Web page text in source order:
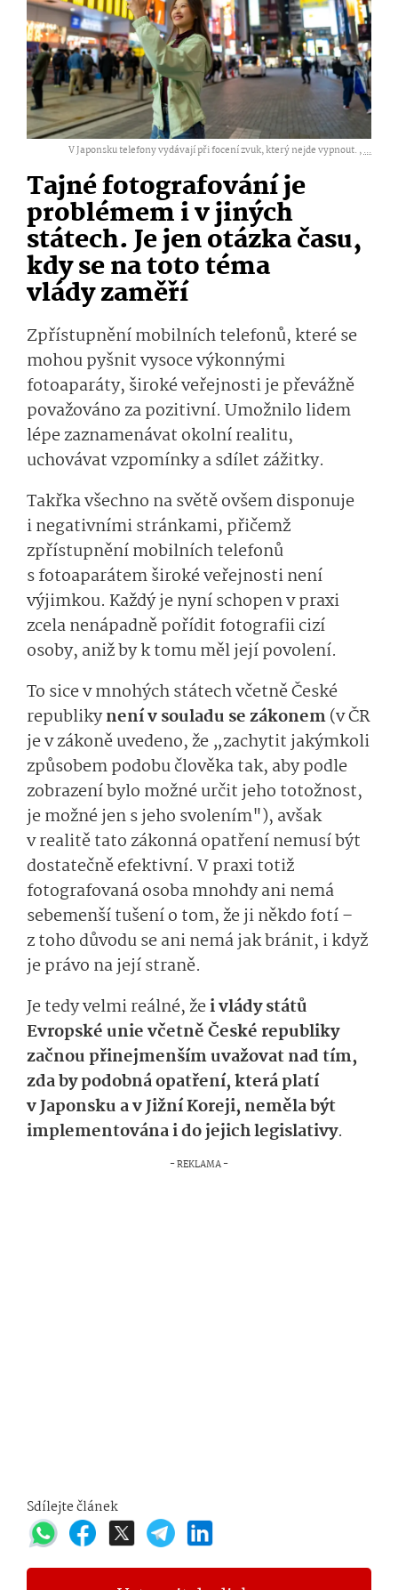
V Japonsku telefony vydávají při focení zvuk, který nejde vypnout. ,...
Tajné fotografování je
problémem i v jiných
státech. Je jen otázka času,
kdy se na toto téma
vlády zaměří
Zpřístupnění mobilních telefonů, které se
mohou pyšnit vysoce výkonnými
fotoaparáty, široké veřejnosti je převážně
považováno za pozitivní. Umožnilo lidem
lépe zaznamenávat okolní realitu,
uchovávat vzpomínky a sdílet zážitky.
Takřka všechno na světě ovšem disponuje
i negativními stránkami, přičemž
zpřístupnění mobilních telefonů
s fotoaparátem široké veřejnosti není
výjimkou. Každý je nyní schopen v praxi
zcela nenápadně pořídit fotografii cizí
osoby, aniž by k tomu měl její povolení.
To sice v mnohých státech včetně České
republikynení v souladu se zákonem(v ČR
je v zákoně uvedeno, že „zachytit jakýmkoli
způsobem podobu člověka tak, aby podle
zobrazení bylo možné určit jeho totožnost,
je možné jen s jeho svolením"), avšak
v realitě tato zákonná opatření nemusí být
dostatečně efektivní. V praxi totiž
fotografovaná osoba mnohdy ani nemá
sebemenší tušení o tom, že ji někdo fotí –
z toho důvodu se ani nemá jak bránit, i když
je právo na její straně.
Je tedy velmi reálné, žei vlády států
Evropské unie včetně České republiky
začnou přinejmenším uvažovat nad tím,
zda by podobná opatření, která platí
v Japonsku a v Jižní Koreji, neměla být
implementována i do jejich legislativy.
Sdílejte článek